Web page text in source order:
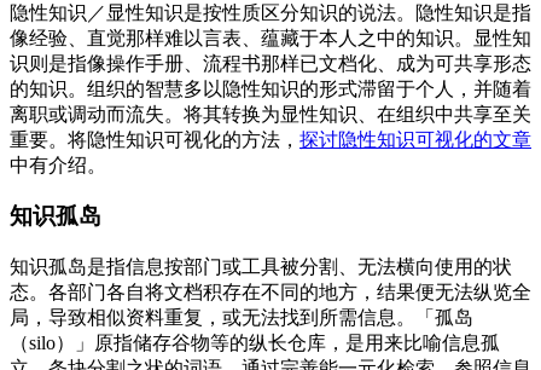
隐性知识／显性知识是按性质区分知识的说法。隐性知识是指
像经验、直觉那样难以言表、蕴藏于本人之中的知识。显性知
识则是指像操作手册、流程书那样已文档化、成为可共享形态
的知识。组织的智慧多以隐性知识的形式滞留于个人，并随着
离职或调动而流失。将其转换为显性知识、在组织中共享至关
重要。将隐性知识可视化的方法， 探讨隐性知识可视化的文章
中有介绍。
知识孤岛
知识孤岛是指信息按部门或工具被分割、无法横向使用的状
态。各部门各自将文档积存在不同的地方，结果便无法纵览全
局，导致相似资料重复，或无法找到所需信息。「孤岛
（silo）」原指储存谷物等的纵长仓库，是用来比喻信息孤